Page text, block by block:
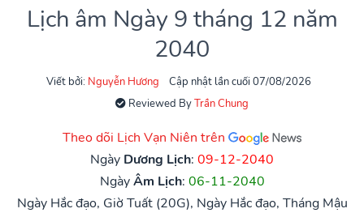
Lịch âm Ngày 9 tháng 12 năm
2040
Viết bởi: Nguyễn Hương
Cập nhật lần cuối 07/08/2026
Reviewed ByTrần Chung
Theo dõi Lịch Vạn Niên trên
Ngày Dương Lịch: 09-12-2040
NgàyÂm Lịch: 06-11-2040
Ngày Hắc đạo, Giờ Tuất (20G), Ngày Hắc đạo, Tháng Mậu